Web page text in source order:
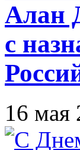
Алан
с
16 мая